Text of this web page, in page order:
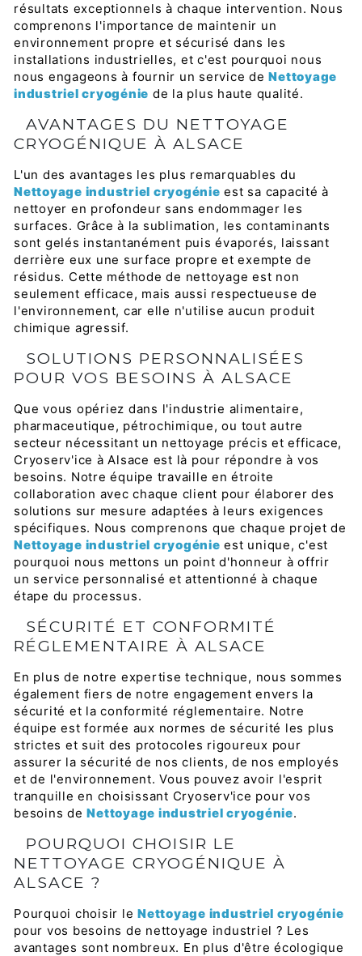
résultats exceptionnels à chaque intervention. Nous
comprenons l'importance de maintenir un
environnement propre et sécurisé dans les
installations industrielles, et c'est pourquoi nous
nous engageons à fournir un service deNettoyage
industriel cryogénie de la plus haute qualité.
AVANTAGES DU NETTOYAGE
CRYOGÉNIQUE À ALSACE
L'un des avantages les plus remarquables du
Nettoyage industriel cryogénie est sa capacité à
nettoyer en profondeur sans endommager les
surfaces. Grâce à la sublimation, les contaminants
sont gelés instantanément puis évaporés, laissant
derrière eux une surface propre et exempte de
résidus. Cette méthode de nettoyage est non
seulement efficace, mais aussi respectueuse de
l'environnement, car elle n'utilise aucun produit
chimique agressif.
SOLUTIONS PERSONNALISÉES
POUR VOS BESOINS À ALSACE
Que vous opériez dans l'industrie alimentaire,
pharmaceutique, pétrochimique, ou tout autre
secteur nécessitant un nettoyage précis et efficace,
Cryoserv'ice à Alsace est là pour répondre à vos
besoins. Notre équipe travaille en étroite
collaboration avec chaque client pour élaborer des
solutions sur mesure adaptées à leurs exigences
spécifiques. Nous comprenons que chaque projet de
Nettoyage industriel cryogénie est unique, c'est
pourquoi nous mettons un point d'honneur à offrir
un service personnalisé et attentionné à chaque
étape du processus.
SÉCURITÉ ET CONFORMITÉ
RÉGLEMENTAIRE À ALSACE
En plus de notre expertise technique, nous sommes
également fiers de notre engagement envers la
sécurité et la conformité réglementaire. Notre
équipe est formée aux normes de sécurité les plus
strictes et suit des protocoles rigoureux pour
assurer la sécurité de nos clients, de nos employés
et de l'environnement. Vous pouvez avoir l'esprit
tranquille en choisissant Cryoserv'ice pour vos
besoins deNettoyage industriel cryogénie.
POURQUOI CHOISIR LE
NETTOYAGE CRYOGÉNIQUE À
ALSACE ?
Pourquoi choisir le Nettoyage industriel cryogénie
pour vos besoins de nettoyage industriel ? Les
avantages sont nombreux. En plus d'être écologique